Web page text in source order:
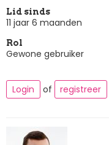
Lid sinds
11 jaar 6 maanden
Rol
Gewone gebruiker
Login of registreer